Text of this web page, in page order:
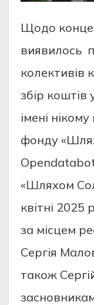
Щодо
виявилось
колективів
збір коштів
імені
фонду
«Шляхом
квітні
за місцем
Сергія
також